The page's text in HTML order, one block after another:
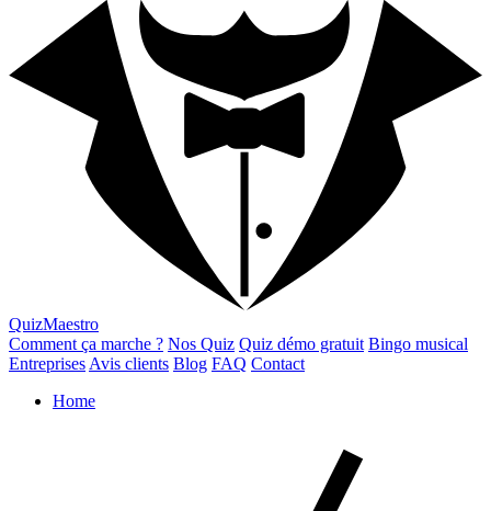
QuizMaestro
Comment ça marche ? Nos Quiz Quiz démo gratuit Bingo musical
Entreprises Avis clients Blog FAQ Contact
Home